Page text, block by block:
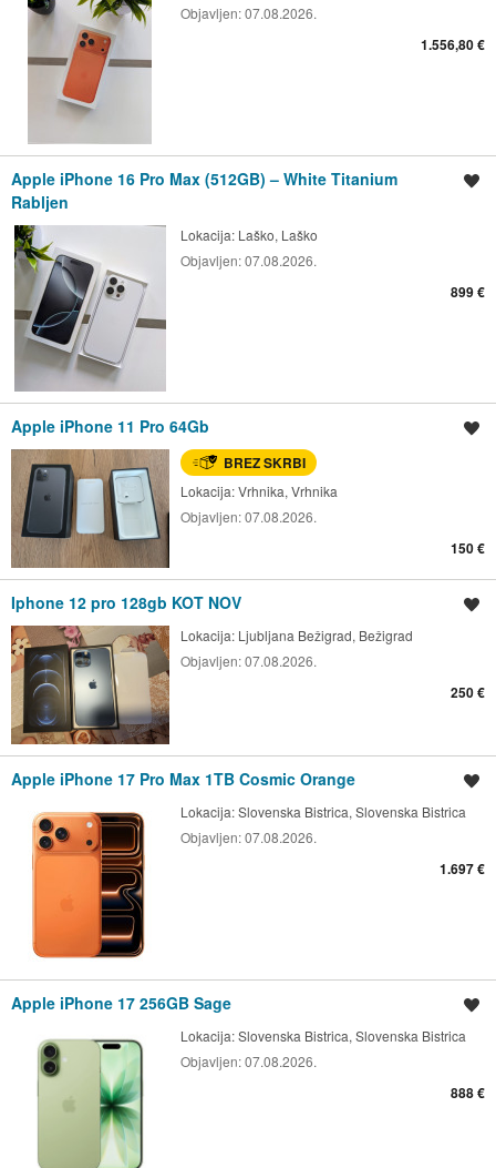
Objavljen:07.08.2026.
1.556,80 €
Apple iPhone 16 Pro Max (512GB) – White Titanium
Rabljen
Lokacija: Laško, Laško
Objavljen:07.08.2026.
899 €
Apple iPhone 11 Pro 64Gb
BREZ SKRBI
Lokacija:Vrhnika, Vrhnika
Objavljen:07.08.2026.
150 €
Iphone 12 pro 128gb KOT NOV
Lokacija: Ljubljana Bežigrad, Bežigrad
Objavljen:07.08.2026.
250 €
Apple iPhone 17 Pro Max 1TB Cosmic Orange
Lokacija:Slovenska Bistrica, Slovenska Bistrica
Objavljen:07.08.2026.
1.697 €
Apple iPhone 17 256GB Sage
Lokacija:Slovenska Bistrica, Slovenska Bistrica
Objavljen:07.08.2026.
888 €